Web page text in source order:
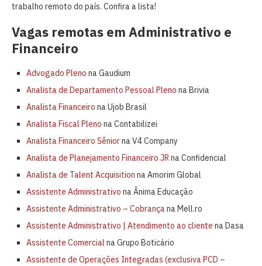
trabalho remoto do país. Confira a lista!
Vagas remotas em Administrativo e
Financeiro
Advogado Pleno na Gaudium
Analista de Departamento Pessoal Pleno na Brivia
Analista Financeiro na Ujob Brasil
Analista Fiscal Pleno na Contabilizei
Analista Financeiro Sêniorna V4 Company
Analista de Planejamento Financeiro JR na Confidencial
Analista de Talent Acquisition na Amorim Global
Assistente Administrativo na Ânima Educação
Assistente Administrativo – Cobrançana Mell.ro
Assistente Administrativo | Atendimento ao cliente na Dasa
Assistente Comercial na Grupo Boticário
Assistente de Operações Integradas (exclusiva PCD –